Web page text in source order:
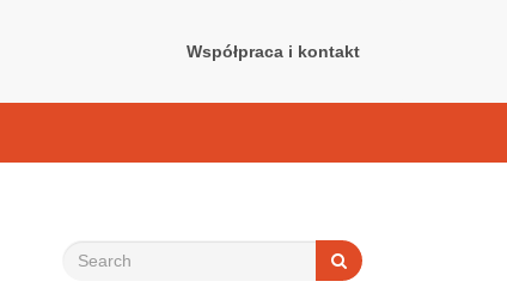
Współpraca i kontakt